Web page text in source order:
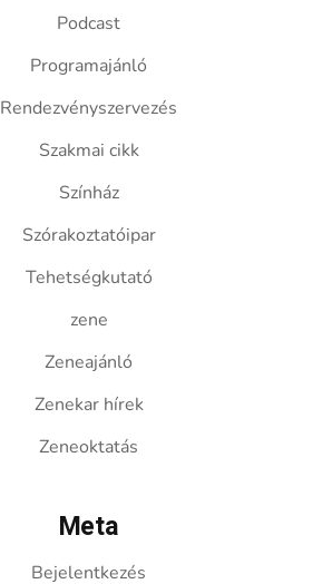
Podcast
Programajánló
Rendezvényszervezés
Szakmai cikk
Színház
Szórakoztatóipar
Tehetségkutató
zene
Zeneajánló
Zenekar hírek
Zeneoktatás
Meta
Bejelentkezés